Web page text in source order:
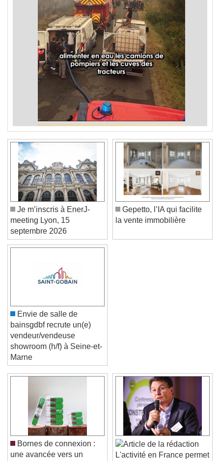
Video Player is loading.
Play Video
Play
Skip Backward
Skip Forward
Unmute
Current Time0:00
/
Je m’inscris à EnerJ-
meeting Lyon, 15
septembre 2026
Gepetto, l’IA qui facilite
Envie de salle de
bainsgdbf recrute un(e)
vendeur/vendeuse
showroom (h/f) à Seine-et-
Marne
Bornes de connexion :